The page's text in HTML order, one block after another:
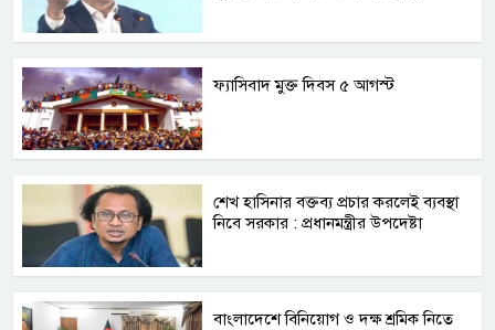
ফ্যাসিবাদ মুক্ত দিবস ৫ আগস্ট
শেখ হাসিনার বক্তব্য প্রচার করলেই ব্যবস্থা
নিবে সরকার : প্রধানমন্ত্রীর উপদেষ্টা
বাংলাদেশে বিনিয়োগ ও দক্ষ শ্রমিক নিতে